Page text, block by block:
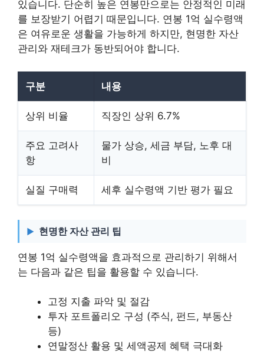
있습니다. 단순히 높은 연봉만으로는 안정적인 미래
를 보장받기 어렵기 때문입니다. 연봉 1억 실수령액
은 여유로운 생활을 가능하게 하지만, 현명한 자산
관리와 재테크가 동반되어야 합니다.
구분 내용
상위 비율 직장인 상위 6.7%
주요 고려사
항
물가 상승, 세금 부담, 노후 대
비
실질 구매력 세후 실수령액 기반 평가 필요
현명한 자산 관리 팁
연봉 1억 실수령액을 효과적으로 관리하기 위해서
는 다음과 같은 팁을 활용할 수 있습니다.
고정 지출 파악 및 절감
투자 포트폴리오 구성 (주식, 펀드, 부동산
등)
연말정산 활용 및 세액공제 혜택 극대화